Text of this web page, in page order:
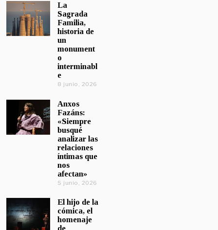
La
Sagrada
Familia,
historia de
un
monument
o
interminabl
e
8 junio, 2026
Anxos
Fazáns:
«Siempre
busqué
analizar las
relaciones
íntimas que
nos
afectan»
5 junio, 2026
El hijo de la
cómica, el
homenaje